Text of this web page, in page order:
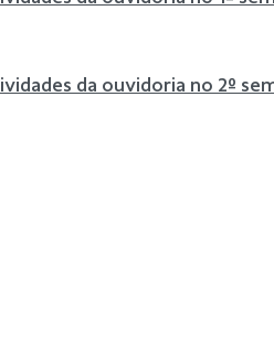
da ouvidoria no 2º